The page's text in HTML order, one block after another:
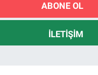
ABONE OL
İLETIŞIM